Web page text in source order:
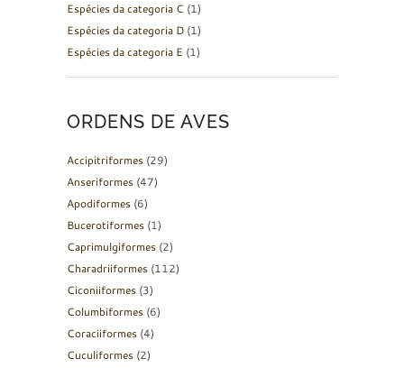
Espécies da categoria C (1)
Espécies da categoria D (1)
Espécies da categoria E (1)
ORDENS DE AVES
Accipitriformes (29)
Anseriformes (47)
Apodiformes (6)
Bucerotiformes (1)
Caprimulgiformes (2)
Charadriiformes (112)
Ciconiiformes (3)
Columbiformes (6)
Coraciiformes (4)
Cuculiformes (2)